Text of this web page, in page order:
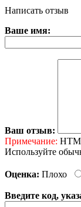
Написать отзыв
Ваше имя:
Ваш отзыв:
Примечание:
Используйте
Оценка: Плохо
Введите код,